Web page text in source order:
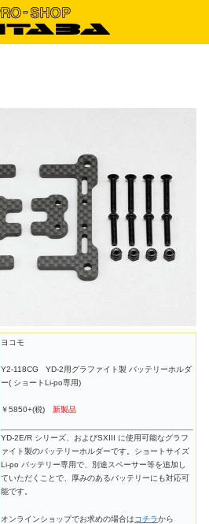
ヨコモ
Y2-118CG YD-2用グラファイト製 バッテリーホルダ
ー( ショートLi-po専用)
￥5850+(税) 新製品
YD-2E/R シリーズ、およびSXIII に使用可能なグラフ
ァイト製のバッテリーホルダーです。ショートサイズ
Li-po バッテリー専用で、別途スペーサー等を追加し
ていただくことで、厚みのあるバッテリーにも対応可
能です。
オンラインショップでお求めの場合はコチラから